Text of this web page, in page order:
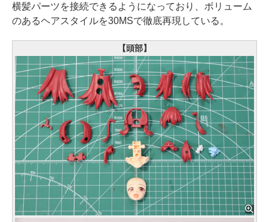
横髪パーツを接続できるようになっており、ボリューム
のあるヘアスタイルを30MSで徹底再現している。
【頭部】